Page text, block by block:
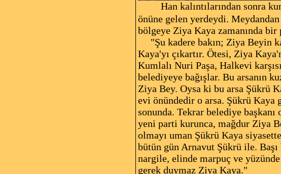
Han kalıntılarından sonra
önüne gelen yerdeydi.
bölgeye Ziya Kaya zamanında
"Şu kadere bakın; Ziya Beyin
Kaya'yı çıkartır. Ötesi, Ziya
Kumlalı Nuri Paşa, Halkevi
belediyeye bağışlar. Bu arsanın
Ziya Bey. Oysa ki bu arsa Şükrü
evi önündedir o arsa. Şükrü Kaya
sonunda. Tekrar belediye
yeni parti kurunca, mağdur Ziya
olmayı uman Şükrü Kaya
bütün gün Arnavut Şükrü ile.
nargile, elinde marpuç ve
gerek duymaz Ziya Kaya."